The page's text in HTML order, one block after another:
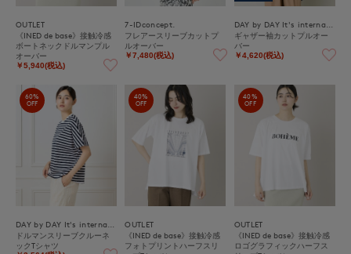
OUTLET
《INED de base》接触冷感
ボートネックドルマンプル
オーバー
￥5,940(税込)
7-IDconcept.
フレアースリーブカットプ
ルオーバー
￥7,480(税込)
ギャザー袖カットプルオー
バー
￥4,620(税込)
60%
OFF
ドルマンスリーブクルーネ
ックTシャツ
40%
OFF
OUTLET
《INED de base》接触冷感
フォトプリントハーフスリ
40%
OFF
OUTLET
《INED de base》接触冷感
ロゴグラフィックハーフス